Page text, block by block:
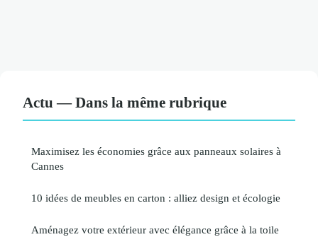
Actu — Dans la même rubrique
Maximisez les économies grâce aux panneaux solaires à
Cannes
10 idées de meubles en carton : alliez design et écologie
Aménagez votre extérieur avec élégance grâce à la toile